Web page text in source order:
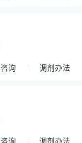
询 调剂办法
询 调剂办法